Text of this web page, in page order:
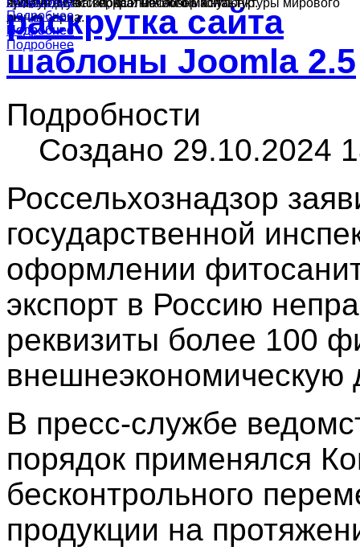
культур в России, краткий обзор конъюнктуры мирового
рынка зерна.
Подробнее
ячменя, муки и подсолнечного масла.
Подробнее
производства зерна и масличных культур.
Подробнее
Подробнее
раскрутка сайта
шаблоны Joomla 2.5
Подробности
Создано 29.10.2024
Россельхознадзор
государственной
оформлении
экспорт в Россию
реквизиты более 100
внешнеэкономическую
В пресс-службе
порядок применялся
бесконтрольного
продукции на